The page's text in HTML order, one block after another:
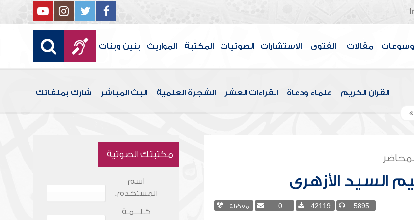
مقالات الفتوى الاستشارات الصوتيات المكتبة المواريث بنين وبنات
القرآن الكريم علماء ودعاة القراءات العشر الشجرة العلمية البث المباشر شارك بملفاتك
السيد الأزهرى
5895
42119
0 مفضلة
مكتبتك الصوتية
اسم
المستخدم:
كـلـــمـة